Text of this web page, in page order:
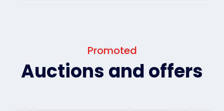
Promoted
Auctions and offers